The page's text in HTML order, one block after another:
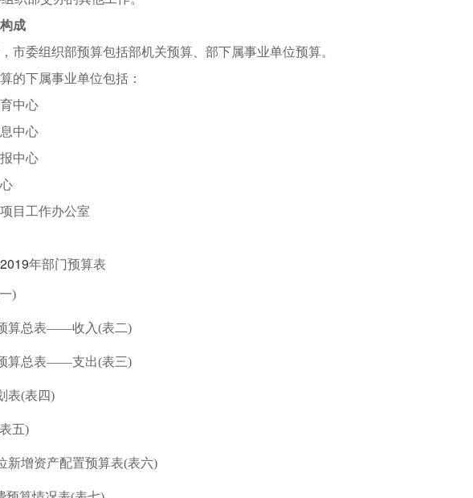
成
市委组织部预算包括部机关预算、部下属事业单位预算。
的下属事业单位包括：
中心
中心
中心
目工作办公室
2019年部门预算表
)
算总表——收入(表二)
算总表——支出(表三)
表(表四)
五)
新增资产配置预算表(表六)